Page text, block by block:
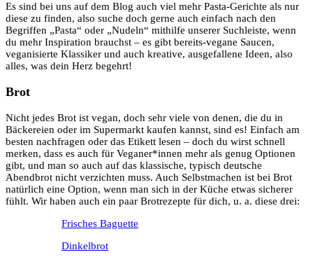
Es sind bei uns auf dem Blog auch viel mehr Pasta-Gerichte als nur
diese zu finden, also suche doch gerne auch einfach nach den
Begriffen „Pasta“ oder „Nudeln“ mithilfe unserer Suchleiste, wenn
du mehr Inspiration brauchst – es gibt bereits-vegane Saucen,
veganisierte Klassiker und auch kreative, ausgefallene Ideen, also
alles, was dein Herz begehrt!
Brot
Nicht jedes Brot ist vegan, doch sehr viele von denen, die du in
Bäckereien oder im Supermarkt kaufen kannst, sind es! Einfach am
besten nachfragen oder das Etikett lesen – doch du wirst schnell
merken, dass es auch für Veganer*innen mehr als genug Optionen
gibt, und man so auch auf das klassische, typisch deutsche
Abendbrot nicht verzichten muss. Auch Selbstmachen ist bei Brot
natürlich eine Option, wenn man sich in der Küche etwas sicherer
fühlt. Wir haben auch ein paar Brotrezepte für dich, u. a. diese drei:
Frisches Baguette
Dinkelbrot